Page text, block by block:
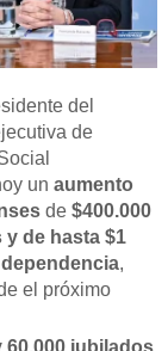
del
de
un aumento
de$400.000
y de hasta $1
,
el próximo
jubilados